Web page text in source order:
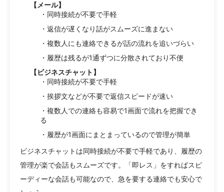
【メール】
・同時接続が不要で手軽
・返信が遅くなり話がスムーズに進まない
・複数人にも連絡できるが話の流れを追いづらい
・履歴は残るが1通ずつに分散されており不便
【ビジネスチャット】
・同時接続が不要で手軽
・挨拶文などが不要で返信スピードが速い
・複数人での連絡も容易で1画面で流れを把握でき
る
・履歴が1画面にまとまっているので管理が簡単
ビジネスチャットは同時接続が不要で手軽であり、履歴の
管理が楽で会話もスムーズです。「即レス」をすればスピ
ーディーな会話も可能なので、急を要する連絡でも安心で